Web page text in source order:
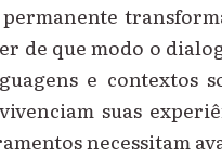
de que modo o
e contextos
suas
necessitam